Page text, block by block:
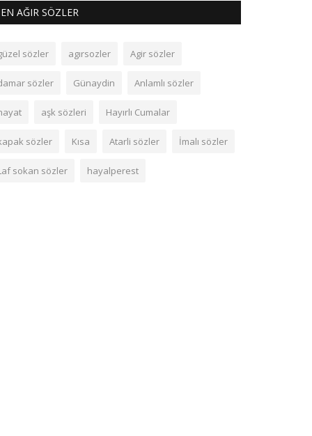
EN AĞIR SÖZLER
sözler agırsozler Agir sözler
sözler Günaydin Anlamlı sözler
aşk sözleri Hayırlı Cumalar
sözler Kısa Atarli sözler İmalı sözler
sokan sözler hayalperest